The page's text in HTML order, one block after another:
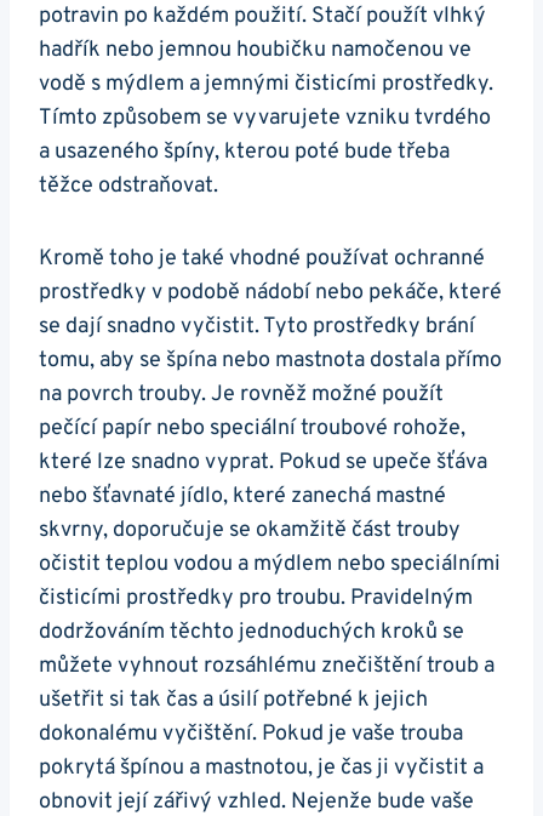
potravin po každém použití. Stačí použít vlhký
hadřík ⁤nebo jemnou houbičku namočenou ⁤ve
vodě s ⁣mýdlem a jemnými čisticími ​prostředky.
Tímto způsobem se vyvarujete ⁣vzniku tvrdého
a usazeného špíny, kterou poté bude třeba
těžce odstraňovat.
Kromě toho je také vhodné používat ochranné
prostředky v podobě nádobí nebo pekáče, které‌
se dají snadno vyčistit. Tyto prostředky​ brání
tomu, aby se špína nebo mastnota dostala přímo
na povrch trouby. Je rovněž možné použít
pečící papír nebo speciální⁢ troubové‍ rohože, ​
které lze snadno vyprat. Pokud se upeče ‍šťáva
nebo ⁢šťavnaté jídlo, které zanechá mastné
skvrny, doporučuje se okamžitě část trouby
očistit teplou vodou a mýdlem nebo speciálními
čisticími prostředky pro troubu. Pravidelným
dodržováním těchto jednoduchých kroků se
můžete vyhnout rozsáhlému znečištění troub a
ušetřit⁢ si tak čas a úsilí potřebné k jejich
dokonalému vyčištění. Pokud⁤ je vaše trouba
pokrytá špínou a mastnotou, ⁤je čas⁢ ji vyčistit a⁤
obnovit její zářivý vzhled. Nejenže bude vaše